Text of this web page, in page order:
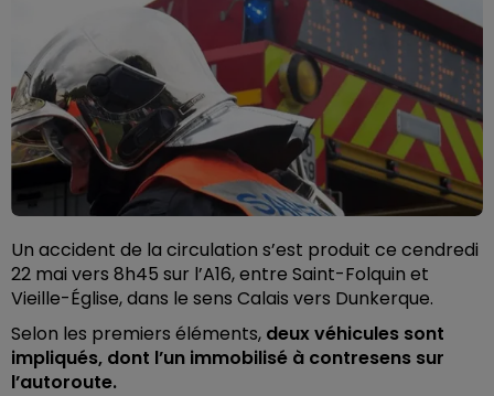
Un accident de la circulation s’est produit ce cendredi
22 mai vers 8h45 sur l’A16, entre Saint-Folquin et
Vieille-Église, dans le sens Calais vers Dunkerque.
Selon les premiers éléments, deux véhicules sont
impliqués, dont l’un immobilisé à contresens sur
l’autoroute.